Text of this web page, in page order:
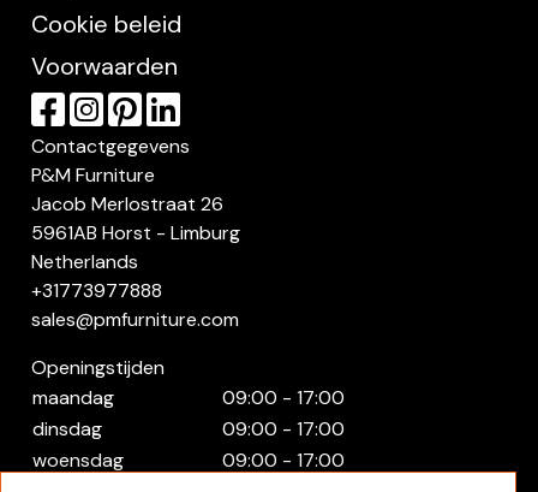
Cookie beleid
Voorwaarden
Contactgegevens
P&M Furniture
Jacob Merlostraat 26
5961AB Horst - Limburg
Netherlands
+31773977888
sales@pmfurniture.com
Openingstijden
maandag
09:00 - 17:00
dinsdag
09:00 - 17:00
woensdag
09:00 - 17:00